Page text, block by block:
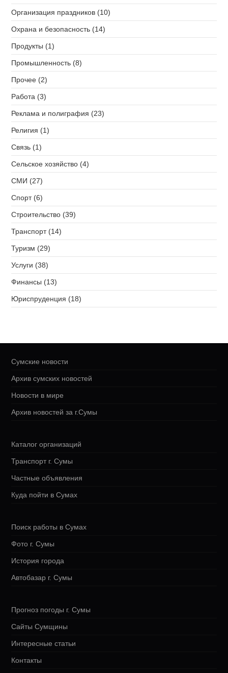
Организация праздников (10)
Охрана и безопасность (14)
Продукты (1)
Промышленность (8)
Прочее (2)
Работа (3)
Реклама и полиграфия (23)
Религия (1)
Связь (1)
Сельское хозяйство (4)
СМИ (27)
Спорт (6)
Строительство (39)
Транспорт (14)
Туризм (29)
Услуги (38)
Финансы (13)
Юриспруденция (18)
Сумские новости
Архив сумских новостей
Новости в мире
Архив новостей за г.Сумы
Каталог организаций
Транспорт г. Сумы
Частные объявления
Куда пойти в Сумах
Поиск работы в Сумах
Фото г. Сумы
История города
Автобазар г. Сумы
Прогноз погоды г. Сумы
Сайты Сумщины
Интересные статьи
Контакты